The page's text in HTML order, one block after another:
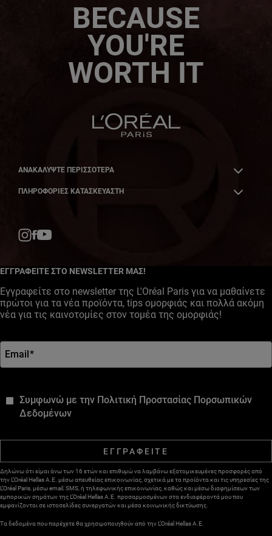
BECAUSE
YOU'RE
WORTH IT
ΑΝΑΚΑΛΎΨΤΕ ΠΕΡΙΣΣΌΤΕΡΑ
ΠΛΗΡΟΦΟΡΙΕΣ ΚΑΤΑΣΚΕΥΑΣΤΗ
ΕΓΓΡΑΦΕΙΤΕ ΣΤΟ NEWSLETTER ΜΑΣ!
Εγγραφείτε στο newsletter της L'Oréal Paris για να μαθαίνετε
πρώτοι για τα νέα προϊόντα, tips ομορφιάς και πολλά ακόμη
νέα για τις καινοτομίες στον τομέα της ομορφιάς!
Email*
Συμφωνώ με την Πολιτική Προστασίας Πορσωπικών
Δεδομένων
ΕΓΓΡΑΦΕΙΤΕ
Δηλώνω ότι είμαι άνω των 16 ετών και επιθυμώ να λαμβάνω εξατομικευμένες προσφορές από
την L’Oréal Hellas A.E. μέσω απευθείας επικοινωνίας, σχετικά με τα προϊόντα και τις υπηρεσίες της
L’Oréal Paris, μέσω email, SMS, ή τηλεφωνικής επικοινωνίας, καθώς και μέσω διαφημίσεων των
εμπορικών σημάτων της L’Oréal Hellas A.E. προσαρμοσμένων στα ενδιαφέροντά μου που
εμφανίζονται σε ιστοσελίδες συνεργατών και μέσα κοινωνικής δικτύωσης.
Τα δεδομένα που παρέχετε θα χρησιμοποιηθούν από την L’Oréal Hellas A.E.